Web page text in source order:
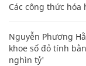
Các công thức
Nguyễn Phương
khoe sổ đỏ tính
nghìn tỷ'